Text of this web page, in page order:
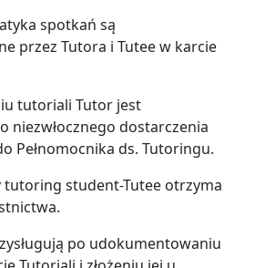
spotkań są
przez Tutora i Tutee w karcie
tutoriali Tutor jest
niezwłocznego dostarczenia
Pełnomocnika ds. Tutoringu.
tutoring student-Tutee otrzyma
po udokumentowaniu